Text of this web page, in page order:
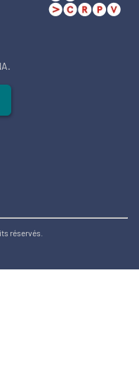
réservés.